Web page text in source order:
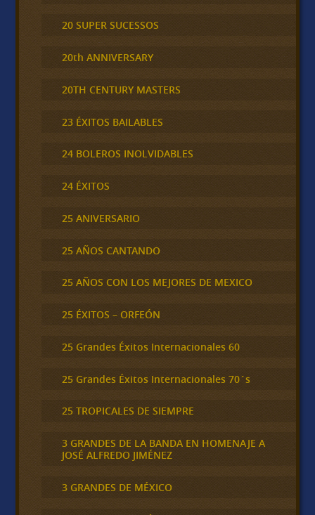
20 SUPER SUCESSOS
20th ANNIVERSARY
20TH CENTURY MASTERS
23 ÉXITOS BAILABLES
24 BOLEROS INOLVIDABLES
24 ÉXITOS
25 ANIVERSARIO
25 AÑOS CANTANDO
25 AÑOS CON LOS MEJORES DE MEXICO
25 ÉXITOS – ORFEÓN
25 Grandes Éxitos Internacionales 60
25 Grandes Éxitos Internacionales 70´s
25 TROPICALES DE SIEMPRE
3 GRANDES DE LA BANDA EN HOMENAJE A
JOSÉ ALFREDO JIMÉNEZ
3 GRANDES DE MÉXICO